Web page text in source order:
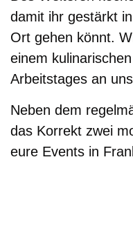
damit ihr gestärkt
Ort gehen könnt.
einem
Arbeitstages an
Neben dem
das Korrekt zwei
eure Events in